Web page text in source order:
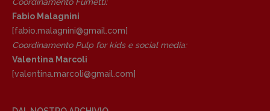
CONTATTI
Case editrici e coordinamento
recensioni:
Elio Grasso[eliovoyager@gmail.com]
Coordinamento Primo Piano
Elisabetta Michielin
Fabio Malagnini
[fabio.malagnini@gmail. com]
Coordinamento Pulp for kids e social media:
Valentina Marcoli
[valentina.marcoli@gmail. com]